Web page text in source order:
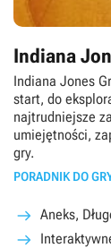
Indiana
Indiana Jones
start, do
najtrudniejsze
umiejętności,
gry.
PORADNIK DO
Aneks,